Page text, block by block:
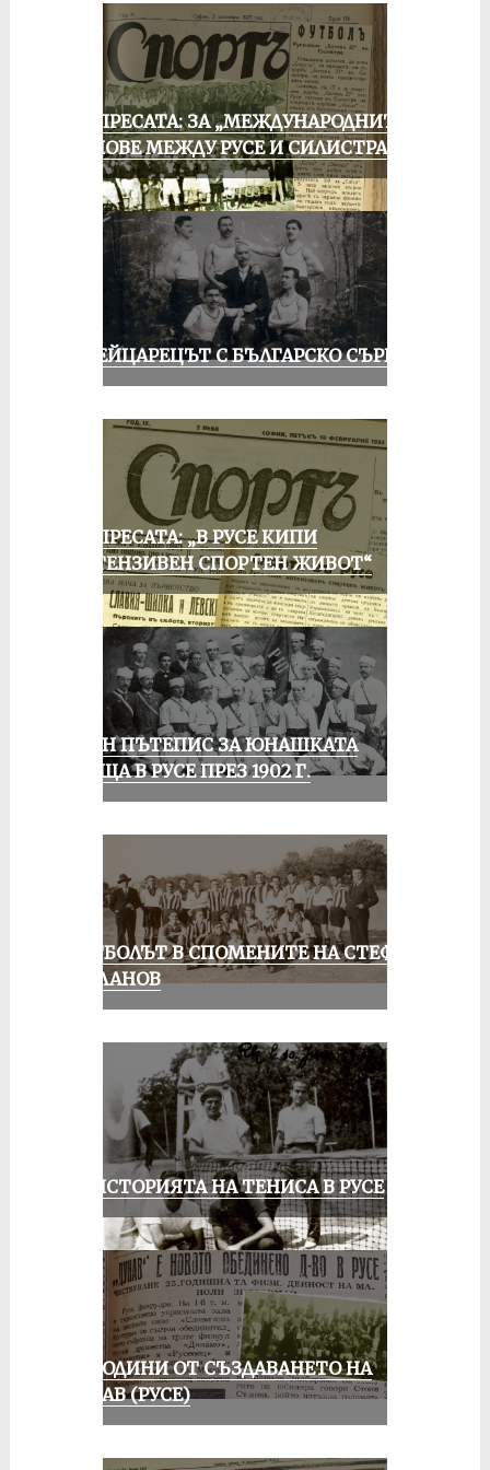
ОТ ПРЕСАТА: ЗА „МЕЖДУНАРОДНИТЕ“
МАЧОВЕ МЕЖДУ РУСЕ И СИЛИСТРА
ШВЕЙЦАРЕЦЪТ С БЪЛГАРСКО СЪРЦЕ
ОТ ПРЕСАТА: „В РУСЕ КИПИ
ИНТЕНЗИВЕН СПОРТЕН ЖИВОТ“
ЕДИН ПЪТЕПИС ЗА ЮНАШКАТА
СРЕЩА В РУСЕ ПРЕЗ 1902 Г.
ФУТБОЛЪТ В СПОМЕНИТЕ НА СТЕФАН
МИЛАНОВ
ЗА ИСТОРИЯТА НА ТЕНИСА В РУСЕ
70 ГОДИНИ ОТ СЪЗДАВАНЕТО НА
ДУНАВ (РУСЕ)